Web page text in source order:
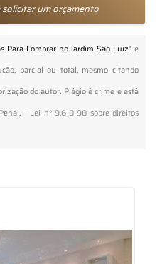
um orçamento
Para Comprar no Jardim São Luiz" é
parcial ou total, mesmo citando
do autor. Plágio é crime e está
– Lei n° 9.610-98 sobre direitos